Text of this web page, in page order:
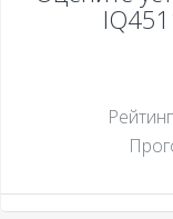
Рейтинг